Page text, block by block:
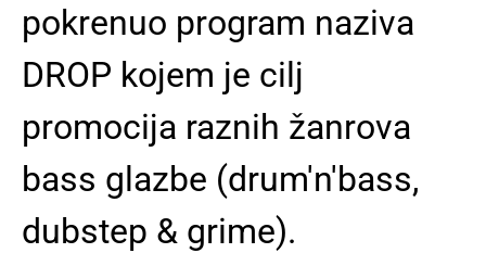
pokrenuo program naziva
DROP kojem je cilj
promocija raznih žanrova
bass glazbe (drum'n'bass,
dubstep & grime).